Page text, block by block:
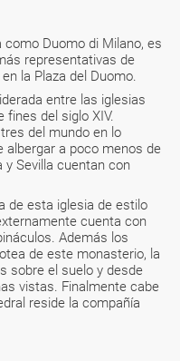
como Duomo di Milano, es
representativas de
la Plaza del Duomo.
entre las iglesias
fines del siglo XIV.
del mundo en lo
albergar a poco menos de
y Sevilla cuentan con
de esta iglesia de estilo
cuenta con
Además los
de este monasterio, la
sobre el suelo y desde
vistas. Finalmente cabe
reside la compañía